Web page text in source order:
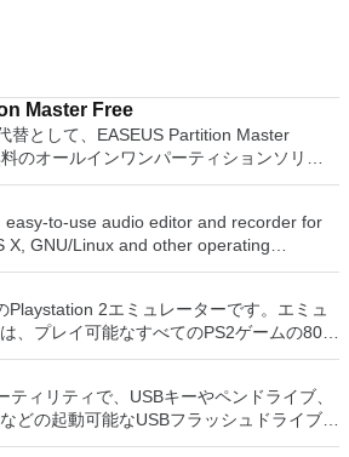
Master Free
替として、EASEUS Partition Master
のオールインワンパーティションソリュ
スク管理ユーティリティです。パーティシ
ステムドライブ用）、ディスク領域の管
パーティションテーブル（GPT）ディス
足の問題の解決を可能にします。 パーテ
更/移動システムドライブを拡張するディ
ンをコピーパーティションをマージ分割パ
域を再分配するダイナミックディスクの変
回復する
easy-to-use audio editor and recorder for
X, GNU/Linux and other operating
Record live audio. Convert
digital recordings or CDs. Edit Ogg
files. Cut, copy, splice or mix
Add new effects with LADSPA plug-ins. And more!
Playstation 2エミュレーターです。エミュ
、プレイ可能なすべてのPS2ゲームの80％
。かなり強力なコンピューターを所有して
優れたエミュレーターです。また、この
ローエンドコンピューターのサポートも提
2コンソールのすべての所有者は、
ることができます。 PCSX2エミュレ
ティリティで、USBキーやペンドライブ、
どの起動可能なUSBフラッシュドライブを
。 Rufusは、次のシナリオで